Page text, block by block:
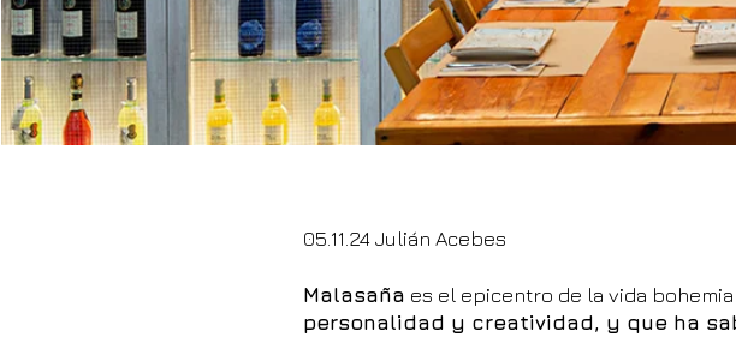
05.11.24 Julián Acebes
Malasaña es el epicentro de la vida
personalidad y creatividad, y que ha